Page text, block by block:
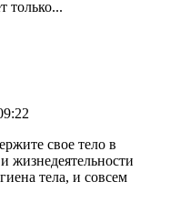
только...
свое тело в
жизнедеятельности
тела, и совсем